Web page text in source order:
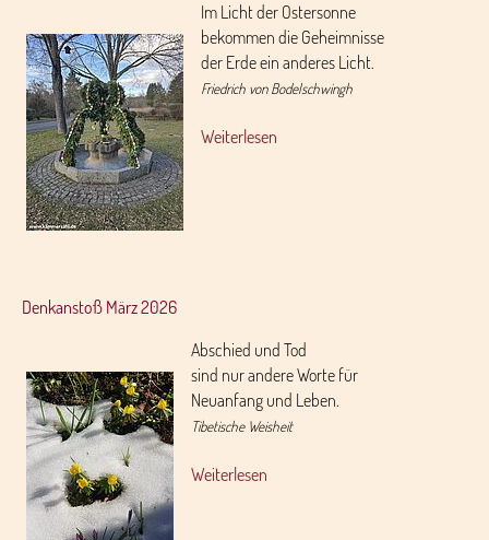
Im Licht der Ostersonne
bekommen die Geheimnisse
der Erde ein anderes Licht.
Friedrich von Bodelschwingh
Weiterlesen
Denkanstoß März 2026
Abschied und Tod
sind nur andere Worte für
Neuanfang und Leben.
Tibetische Weisheit
Weiterlesen